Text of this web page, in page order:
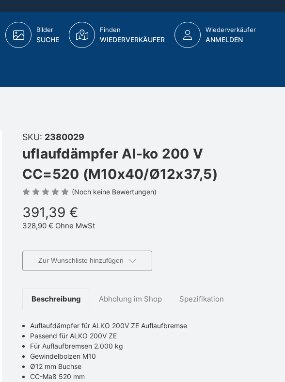
Bilder
SUCHE
Finden
WIEDERVERKÄUFER
Wiederverkäufer
ANMELDEN
SKU: 2380029
uflaufdämpfer Al-ko 200 V
CC=520 (M10x40/Ø12x37,5)
(Noch keine Bewertungen)
391,39 €
328,90 € Ohne MwSt
Zur Wunschliste hinzufügen
Beschreibung Abholung im Shop Spezifikation
Auflaufdämpfer für ALKO 200V ZE Auflaufbremse
Passend für ALKO 200V ZE
Für Auflaufbremsen 2.000 kg
Gewindelbolzen M10
Ø12 mm Buchse
CC-Maß 520 mm